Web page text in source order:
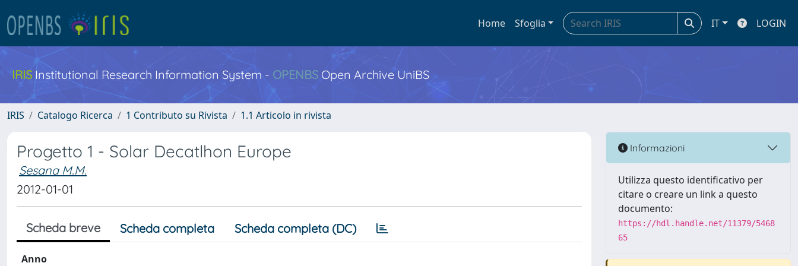
Home Sfoglia IT LOGIN
IRIS Institutional Research Information System - OPENBS Open Archive UniBS
IRIS Catalogo Ricerca 1 Contributo su Rivista 1.1 Articolo in rivista
Progetto 1 - Solar Decatlhon Europe
Sesana M.M.
2012-01-01
Scheda breve Scheda completa Scheda completa (DC)
Anno
Informazioni
Utilizza questo identificativo per
citare o creare un link a questo
documento:
https://hdl.handle.net/11379/5468
65